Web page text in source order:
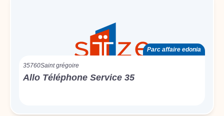
Parc affaire edonia
35760Saint grégoire
Allo Téléphone Service 35